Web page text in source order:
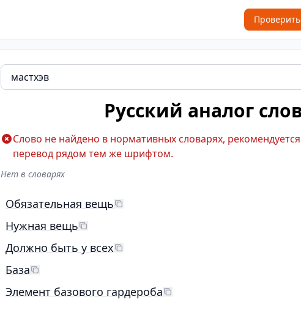
Проверить
Русский аналог
Слово не найдено в нормативных словарях,
перевод рядом тем же шрифтом.
Нет в словарях
Обязательная вещь
Нужная вещь
Должно быть у всех
База
Элемент базового гардероба